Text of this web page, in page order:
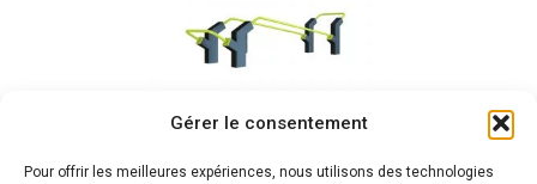
Gérer le consentement
Pour offrir les meilleures expériences, nous utilisons des technologies
SD push up combo